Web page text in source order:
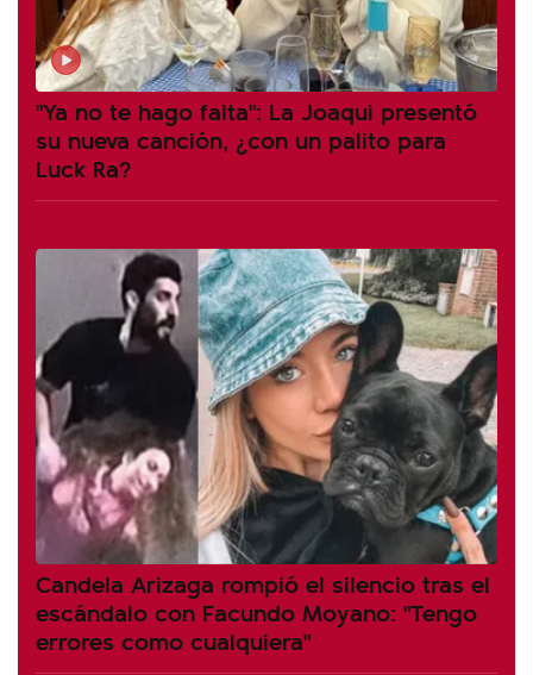
"Ya no te hago falta": La Joaqui presentó
su nueva canción, ¿con un palito para
Luck Ra?
Candela Arizaga rompió el silencio tras el
escándalo con Facundo Moyano: "Tengo
errores como cualquiera"